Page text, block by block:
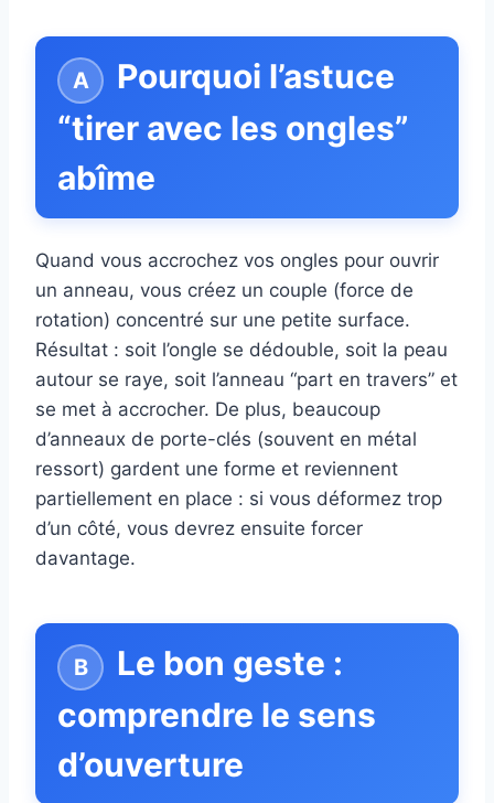
Pourquoi l’astuce
“tirer avec les ongles”
abîme
Quand vous accrochez vos ongles pour ouvrir
un anneau, vous créez un couple (force de
rotation) concentré sur une petite surface.
Résultat : soit l’ongle se dédouble, soit la peau
autour se raye, soit l’anneau “part en travers” et
se met à accrocher. De plus, beaucoup
d’anneaux de porte-clés (souvent en métal
ressort) gardent une forme et reviennent
partiellement en place : si vous déformez trop
d’un côté, vous devrez ensuite forcer
davantage.
Le bon geste :
comprendre le sens
d’ouverture